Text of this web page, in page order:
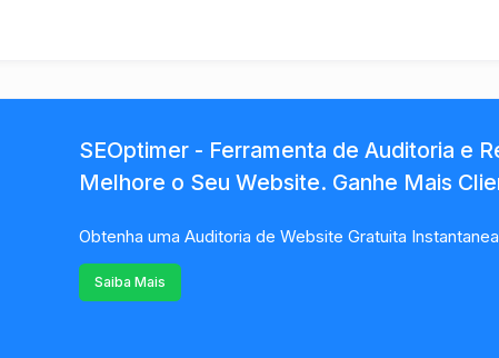
SEOptimer - Ferramenta de Auditoria e
Melhore o Seu Website. Ganhe Mais
Obtenha uma Auditoria de Website Gratuita
Saiba Mais